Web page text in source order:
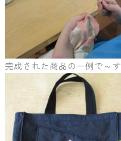
完成された商品の一例で～す